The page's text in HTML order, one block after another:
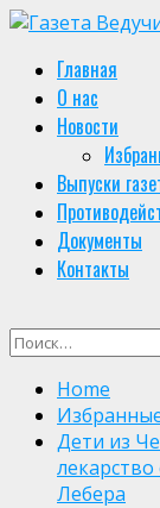
Skip
content
Primary
Menu
Главная
О нас
Новости
Выпуски
Документы
Контакты
Найти:
Home
Дети из
Лебера